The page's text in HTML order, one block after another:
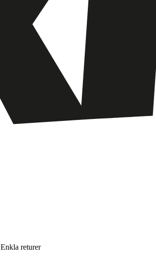
Enkla returer